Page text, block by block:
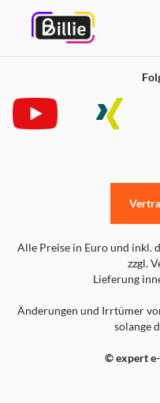
Alle Preise in Euro und inkl.
zzgl.
Lieferung
Änderungen und Irrtümer
solange
© expert